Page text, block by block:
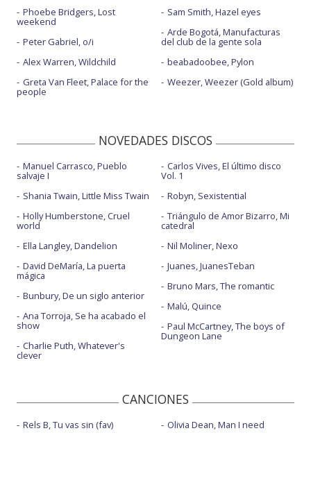
Phoebe Bridgers, Lost
weekend
Peter Gabriel, o/i
Alex Warren, Wildchild
Greta Van Fleet, Palace for the
people
Sam Smith, Hazel eyes
Arde Bogotá, Manufacturas
del club de la gente sola
beabadoobee, Pylon
Weezer, Weezer (Gold album)
NOVEDADES DISCOS
Manuel Carrasco, Pueblo
salvaje I
Shania Twain, Little Miss Twain
Holly Humberstone, Cruel
world
Ella Langley, Dandelion
David DeMaría, La puerta
mágica
Bunbury, De un siglo anterior
Ana Torroja, Se ha acabado el
show
Charlie Puth, Whatever's
clever
Carlos Vives, El último disco
Vol. 1
Robyn, Sexistential
Triángulo de Amor Bizarro, Mi
catedral
Nil Moliner, Nexo
Juanes, JuanesTeban
Bruno Mars, The romantic
Malú, Quince
Paul McCartney, The boys of
Dungeon Lane
CANCIONES
Rels B, Tu vas sin (fav) Olivia Dean, Man I need